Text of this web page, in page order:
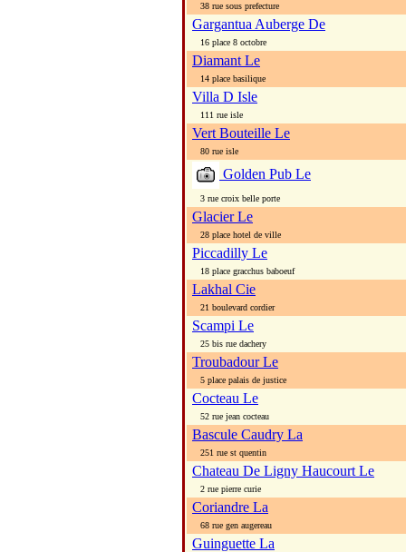
38 rue sous prefecture
Gargantua Auberge De
16 place 8 octobre
Diamant Le
14 place basilique
Villa D Isle
111 rue isle
Vert Bouteille Le
80 rue isle
Golden Pub Le
3 rue croix belle porte
Glacier Le
28 place hotel de ville
Piccadilly Le
18 place gracchus baboeuf
Lakhal Cie
21 boulevard cordier
Scampi Le
25 bis rue dachery
Troubadour Le
5 place palais de justice
Cocteau Le
52 rue jean cocteau
Bascule Caudry La
251 rue st quentin
Chateau De Ligny Haucourt Le
2 rue pierre curie
Coriandre La
68 rue gen augereau
Guinguette La